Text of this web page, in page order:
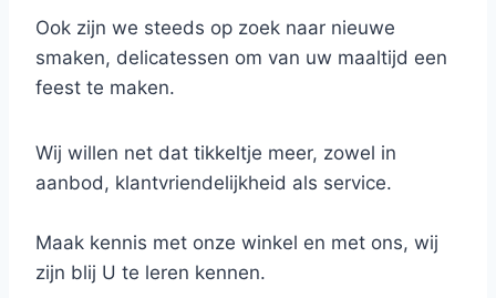
Ook zijn we steeds op zoek naar nieuwe
smaken, delicatessen om van uw maaltijd een
feest te maken.
Wij willen net dat tikkeltje meer, zowel in
aanbod, klantvriendelijkheid als service.
Maak kennis met onze winkel en met ons, wij
zijn blij U te leren kennen.